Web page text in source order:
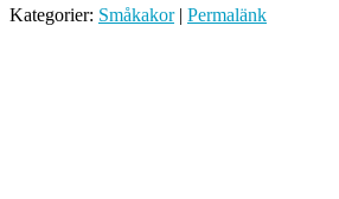
Kategorier: Småkakor| Permalänk